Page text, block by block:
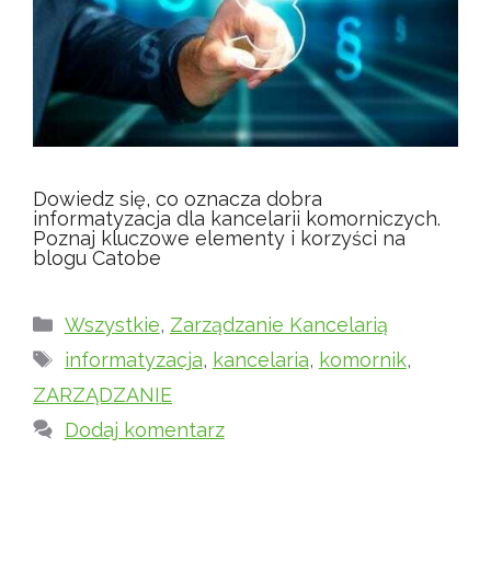
Dowiedz się, co oznacza dobra
informatyzacja dla kancelarii komorniczych.
Poznaj kluczowe elementy i korzyści na
blogu Catobe
Kategorie
Wszystkie, Zarządzanie Kancelarią
Tagi
informatyzacja, kancelaria, komornik,
ZARZĄDZANIE
Dodaj komentarz